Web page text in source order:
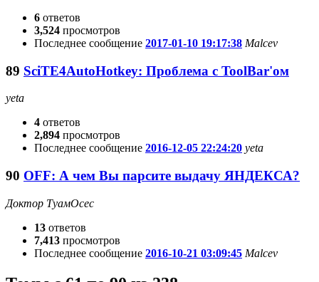
6 ответов
3,524 просмотров
Последнее сообщение 2017-01-10 19:17:38 Malcev
89 SciTE4AutoHotkey: Проблема с ToolBar'ом
yeta
4 ответов
2,894 просмотров
Последнее сообщение 2016-12-05 22:24:20 yeta
90 OFF: А чем Вы парсите выдачу ЯНДЕКСА?
Доктор ТуамОсес
13 ответов
7,413 просмотров
Последнее сообщение 2016-10-21 03:09:45 Malcev